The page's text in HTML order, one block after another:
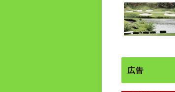
広告